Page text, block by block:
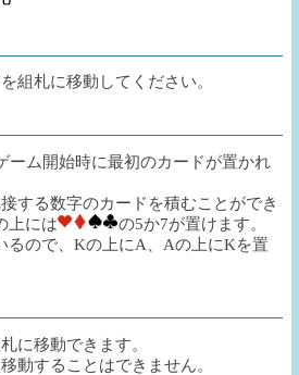
組札に移動してください。
ーム開始時に最初のカードが置かれ
する数字のカードを積むことができ
上には
の5か7が置けます。
るので、Kの上にA、Aの上にKを置
に移動できます。
動することはできません。